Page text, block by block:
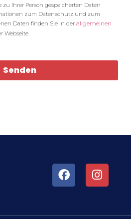
Ihrer Person gespeicherten Daten
zum Datenschutz und zum
Daten finden Sie in der allgemeinen
Webseite
Senden